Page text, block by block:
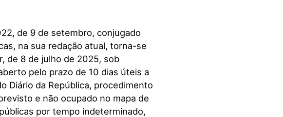
de 9 de setembro, conjugado
na sua redação atual, torna-se
de 8 de julho de 2025, sob
pelo prazo de 10 dias úteis a
Diário da República, procedimento
e não ocupado no mapa de
por tempo indeterminado,